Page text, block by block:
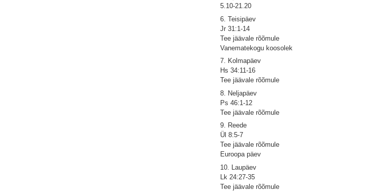
5.10-21.20
6. Teisipäev
Jr 31:1-14
Tee jäävale rõõmule
Vanematekogu koosolek
7. Kolmapäev
Hs 34:11-16
Tee jäävale rõõmule
8. Neljapäev
Ps 46:1-12
Tee jäävale rõõmule
9. Reede
Ül 8:5-7
Tee jäävale rõõmule
Euroopa päev
10. Laupäev
Lk 24:27-35
Tee jäävale rõõmule